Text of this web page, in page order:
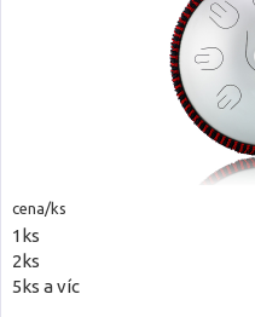
cena/ks
1ks
2ks
5ks a víc